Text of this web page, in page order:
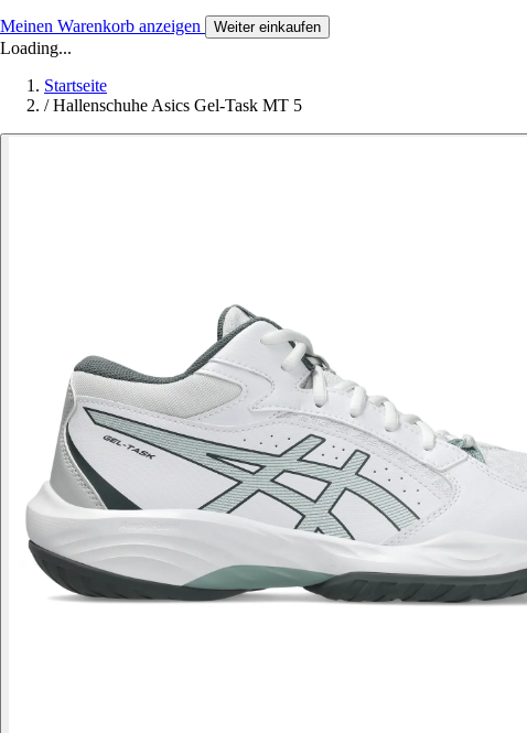
Meinen Warenkorb anzeigen Weiter einkaufen
Loading...
Startseite
/ Hallenschuhe Asics Gel-Task MT 5